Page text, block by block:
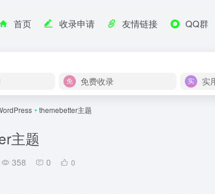
首页 收录申请 友情链接 QQ群
免费收录 实
• themebetter主题
主题
358 0 0